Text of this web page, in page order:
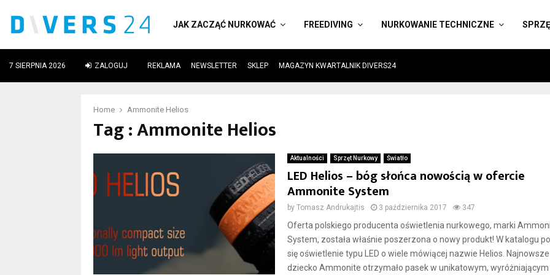
JAK ZACZĄĆ NURKOWAĆ FREEDIVING NURKOWANIE TECHNICZNE
7 SIERPNIA 2026 ZALOGUJ REKLAMA NEWSLETTER SKLEP MAGAZYN KWARTALNIK DIVERS24
Home Ammonite Helios
Tag : Ammonite Helios
Aktualności Sprzęt Nurkowy Światło
LED Helios – bóg słońca nowością w ofercie
Ammonite System
by Tomasz Andrukajtis 3 października 2017 347
Oferta polskiego producenta oświetlenia nurkowego, marki
System, została właśnie poszerzona o nowy produkt! W katalogu
się oświetlenie typu LED o wiele mówiącej nazwie Helios. Najnowsze
dziecko Ammonite otrzymało pasek w unikatowym, wyróżniającym